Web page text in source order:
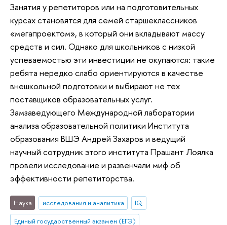
Занятия у репетиторов или на подготовительных
курсах становятся для семей старшеклассников
«мегапроектом», в который они вкладывают массу
средств и сил. Однако для школьников с низкой
успеваемостью эти инвестиции не окупаются: такие
ребята нередко слабо ориентируются в качестве
внешкольной подготовки и выбирают не тех
поставщиков образовательных услуг.
Замзаведующего Международной лаборатории
анализа образовательной политики Института
образования ВШЭ Андрей Захаров и ведущий
научный сотрудник этого института Прашант Лоялка
провели исследование и развенчали миф об
эффективности репетиторства.
Наука исследования и аналитика
IQ
Единый государственный экзамен (ЕГЭ)